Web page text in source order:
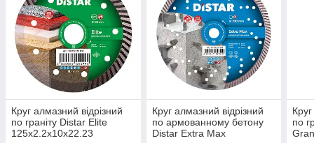
Круг алмазний відрізний
по граніту Distar Elite
125x2.2x10x22.23
Круг алмазний відрізний
по армованному бетону
Distar Extra Max
по